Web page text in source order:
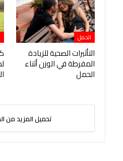
الحمل
التأثيرات الصحية للزيادة
المفرطة في الوزن أثناء
الحمل
تحميل المزيد من